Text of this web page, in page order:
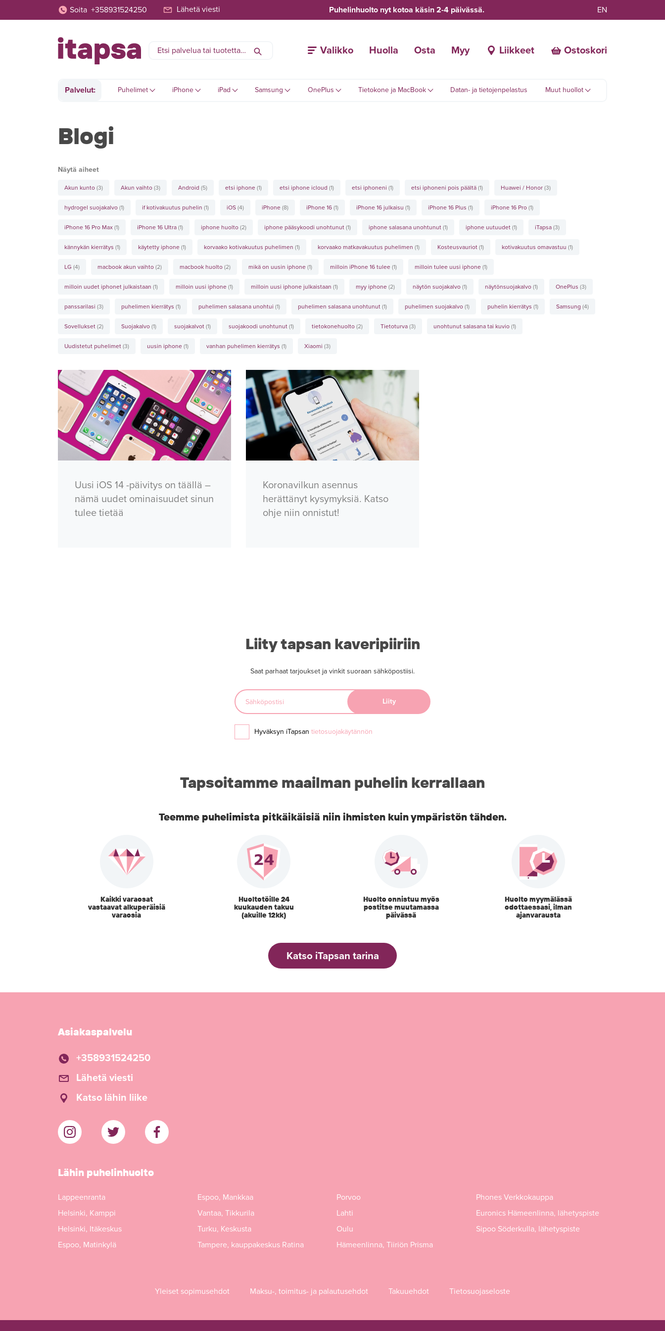
Soita +358931524250 Lähetä viesti Puhelinhuolto nyt kotoa käsin 2-4 päivässä. EN
Valikko Huolla Osta Myy Liikkeet Ostoskori
Palvelut: Puhelimet iPhone iPad Samsung OnePlus Tietokone ja MacBook Datan- ja tietojenpelastus Muut huollot
Blogi
Näytä aiheet
Akun kunto (3) Akun vaihto (3) Android (5) etsi iphone (1) etsi iphone icloud (1) etsi iphoneni (1) etsi iphoneni pois päältä (1) Huawei / Honor (3)
hydrogel suojakalvo (1) if kotivakuutus puhelin (1) iOS (4) iPhone (8) iPhone 16 (1) iPhone 16 julkaisu (1) iPhone 16 Plus (1) iPhone 16 Pro (1)
iPhone 16 Pro Max (1) iPhone 16 Ultra (1) iphone huolto (2) iphone pääsykoodi unohtunut (1) iphone salasana unohtunut (1) iphone uutuudet (1) iTapsa (3)
kännykän kierrätys (1) käytetty iphone (1) korvaako kotivakuutus puhelimen (1) korvaako matkavakuutus puhelimen (1) Kosteusvauriot (1) kotivakuutus omavastuu (1)
LG (4) macbook akun vaihto (2) macbook huolto (2) mikä on uusin iphone (1) milloin iPhone 16 tulee (1) milloin tulee uusi iphone (1)
milloin uudet iphonet julkaistaan (1) milloin uusi iphone (1) milloin uusi iphone julkaistaan (1) myy iphone (2) näytön suojakalvo (1) näytönsuojakalvo (1) OnePlus (3)
panssarilasi (3) puhelimen kierrätys (1) puhelimen salasana unohtui (1) puhelimen salasana unohtunut (1) puhelimen suojakalvo (1) puhelin kierrätys (1) Samsung (4)
Sovellukset (2) Suojakalvo (1) suojakalvot (1) suojakoodi unohtunut (1) tietokonehuolto (2) Tietoturva (3) unohtunut salasana tai kuvio (1)
Uudistetut puhelimet (3) uusin iphone (1) vanhan puhelimen kierrätys (1) Xiaomi (3)
Uusi iOS 14 -päivitys on täällä –
nämä uudet ominaisuudet sinun
tulee tietää
Koronavilkun asennus
herättänyt kysymyksiä. Katso
ohje niin onnistut!
Liity tapsan kaveripiiriin
Saat parhaat tarjoukset ja vinkit suoraan sähköpostiisi.
Hyväksyn iTapsan tietosuojakäytännön
Tapsoitamme maailman puhelin kerrallaan
Teemme puhelimista pitkäikäisiä niin ihmisten kuin ympäristön tähden.
Kaikki varaosat
vastaavat alkuperäisiä
varaosia
Huoltotöille 24
kuukauden takuu
(akuille 12kk)
Huolto onnistuu myös
postitse muutamassa
päivässä
Huolto myymälässä
odottaessasi, ilman
ajanvarausta
Katso iTapsan tarina
Asiakaspalvelu
+358931524250
Lähetä viesti
Katso lähin liike
Lähin puhelinhuolto
Lappeenranta
Helsinki, Kamppi
Helsinki, Itäkeskus
Espoo, Matinkylä
Espoo, Mankkaa
Vantaa, Tikkurila
Turku, Keskusta
Tampere, kauppakeskus Ratina
Porvoo
Lahti
Oulu
Hämeenlinna, Tiiriön Prisma
Phones Verkkokauppa
Euronics Hämeenlinna, lähetyspiste
Sipoo Söderkulla, lähetyspiste
Yleiset sopimusehdot Maksu-, toimitus- ja palautusehdot Takuuehdot Tietosuojaseloste